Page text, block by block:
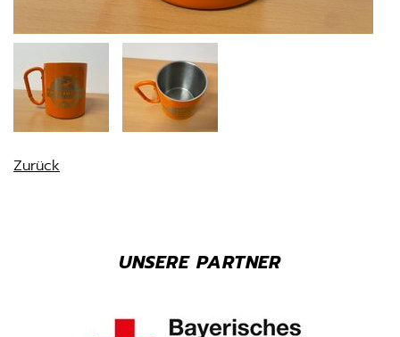
Zurück
UNSERE PARTNER